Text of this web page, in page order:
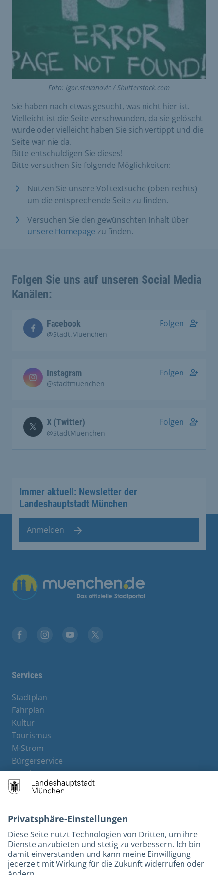
Foto: igor.stevanovic / Shutterstock.com
Sie haben nach etwas gesucht, was nicht hier ist.
Vielleicht ist die Seite verschwunden, da sie gelöscht
wurde oder vielleicht haben Sie sich vertippt und die
Seite war nie da.
Bitte entschuldigen Sie dieses!
Bitte versuchen Sie folgende Möglichkeiten:
Nutzen Sie unsere Volltextsuche (oben rechts)
um die entsprechende Seite zu finden.
Versuchen Sie den gewünschten Inhalt über
unsere Homepage zu finden.
Folgen Sie uns auf unseren Social Media
Kanälen:
Facebook
@Stadt.Muenchen
Folgen
Instagram
@stadtmuenchen
Folgen
X (Twitter)
@StadtMuenchen
Folgen
Immer aktuell: Newsletter der
Landeshauptstadt München
Anmelden
Services
Stadtplan
Fahrplan
Kultur
Tourismus
M-Strom
Bürgerservice
Hotels
Barrierefreiheit
Leichte Sprache
Gebärdensprache
Datenschutz